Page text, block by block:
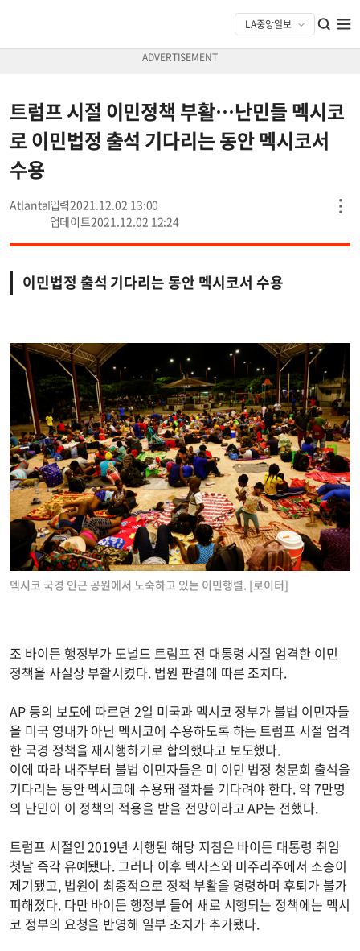
트럼프 시절 이민정책 부활…난민들 멕시코
로 이민법정 출석 기다리는 동안 멕시코서
수용
Atlanta
2021.12.02 13:00
2021.12.02 12:24
이민법정 출석 기다리는 동안 멕시코서 수용
멕시코 국경 인근 공원에서 노숙하고 있는 이민행렬. [로이터]
조 바이든 행정부가 도널드 트럼프 전 대통령 시절 엄격한 이민
정책을 사실상 부활시켰다. 법원 판결에 따른 조치다.
AP 등의 보도에 따르면 2일 미국과 멕시코 정부가 불법 이민자들
을 미국 영내가 아닌 멕시코에 수용하도록 하는 트럼프 시절 엄격
한 국경 정책을 재시행하기로 합의했다고 보도했다.
이에 따라 내주부터 불법 이민자들은 미 이민 법정 청문회 출석을
기다리는 동안 멕시코에 수용돼 절차를 기다려야 한다. 약 7만명
의 난민이 이 정책의 적용을 받을 전망이라고 AP는 전했다.
트럼프 시절인 2019년 시행된 해당 지침은 바이든 대통령 취임
첫날 즉각 유예됐다. 그러나 이후 텍사스와 미주리주에서 소송이
제기됐고, 법원이 최종적으로 정책 부활을 명령하며 후퇴가 불가
피해졌다. 다만 바이든 행정부 들어 새로 시행되는 정책에는 멕시
코 정부의 요청을 반영해 일부 조치가 추가됐다.